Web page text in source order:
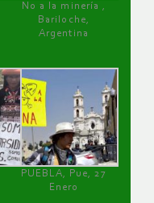
No a la minería ,
Bariloche,
Argentina
PUEBLA, Pue, 27
Enero